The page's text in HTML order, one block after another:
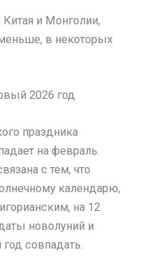
Китая и Монголии,
в некоторых
2026 год
праздника
на февраль.
с тем, что
календарю,
на 12
новолуний и
совпадать.